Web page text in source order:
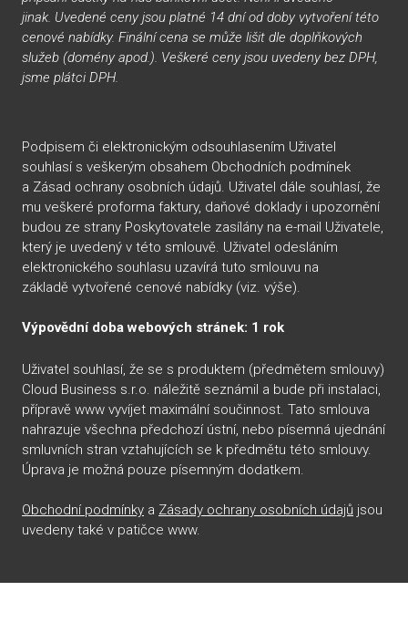
jinak. Uvedené ceny jsou platné 14 dní od doby vytvoření této
cenové nabídky. Finální cena se může lišit dle doplňkových
služeb (domény apod.). Veškeré ceny jsou uvedeny bez DPH,
jsme plátci DPH.
Podpisem či elektronickým odsouhlasením Uživatel
souhlasí s veškerým obsahem Obchodních podmínek
a Zásad ochrany osobních údajů. Uživatel dále souhlasí, že
mu veškeré proforma faktury, daňové doklady i upozornění
budou ze strany Poskytovatele zasílány na e-mail Uživatele,
který je uvedený v této smlouvě. Uživatel odesláním
elektronického souhlasu uzavírá tuto smlouvu na
základě vytvořené cenové nabídky (viz. výše).
Výpovědní doba webových stránek: 1 rok
Uživatel souhlasí, že se s produktem (předmětem smlouvy)
Cloud Business s.r.o. náležitě seznámil a bude při instalaci,
přípravě www vyvíjet maximální součinnost. Tato smlouva
nahrazuje všechna předchozí ústní, nebo písemná ujednání
smluvních stran vztahujících se k předmětu této smlouvy.
Úprava je možná pouze písemným dodatkem.
Obchodní podmínky a Zásady ochrany osobních údajů jsou
uvedeny také v patičce www.